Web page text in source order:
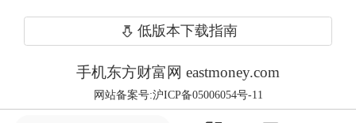
低版本下载指南
手机东方财富网 eastmoney.com
网站备案号:沪ICP备05006054号-11